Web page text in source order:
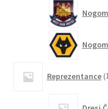
Reprezentance